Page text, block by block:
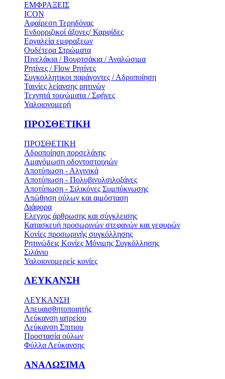
ΕΜΦΡΑΞΕΙΣ
ICON
Αφαίρεση Τερηδόνας
Ενδορριζικοί άξονες/ Καρφίδες
Εργαλεία εμφραξεων
Ουδέτερα Στρώματα
Πινελάκια / Βουρτσάκια / Αναλώσιμα
Ρητίνες / Flow Ρητίνες
Συγκολλητικοι παράγοντες / Αδροποίηση
Ταινίες λείανσης ρητινών
Τεχνητά τοιχώματα / Σφήνες
Υαλοιονομερή
ΠΡΟΣΘΕΤΙΚΗ
ΠΡΟΣΘΕΤΙΚΗ
Αδροποίηση πορσελάνης
Αμαγόμωση οδοντοστοιχιών
Αποτύπωση - Αλγινικά
Αποτύπωση - Πολυβινυλσιλοξάνες
Αποτύπωση - Σιλικόνες Συμπύκνωσης
Απώθηση ούλων και αιμόσταση
Διάφορα
Ελεγχος άρθρωσης και σύγκλεισης
Κατασκευή προσωρινών στεφανών και γεφυρών
Κονίες προσωρινής συγκόλλησης
Ρητινώδεις Κονίες Μόνιμης Συγκόλλησης
Σιλάνιο
Υαλοιονομερείς κονίες
ΛΕΥΚΑΝΣΗ
ΛΕΥΚΑΝΣΗ
Απευαισθητοποιητής
Λεύκανση ιατρείου
Λεύκανση Σπιτιου
Προστασία ούλων
Φύλλα Λεύκανσης
ΑΝΑΛΩΣΙΜΑ